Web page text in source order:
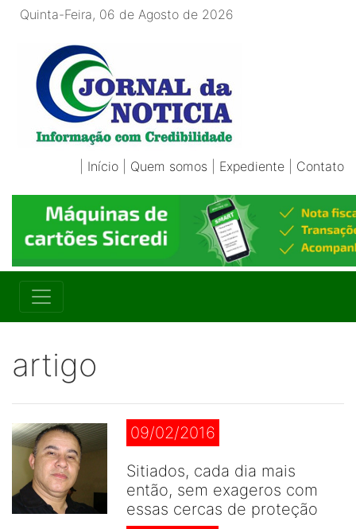
Quinta-Feira, 06 de Agosto de 2026
Início Quem somos Expediente Contato
artigo
09/02/2016
Sitiados, cada dia mais
então, sem exageros com
essas cercas de proteção